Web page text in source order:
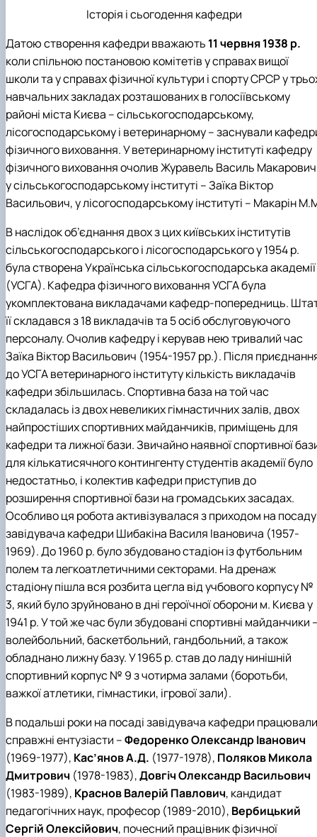
Історія і сьогодення кафедри
Датою створення кафедри вважають 11 червня 1938 р.
коли спільною постановою комітетів у справах вищої
школи та у справах фізичної культури і спорту СРСР у
навчальних закладах розташованих в голосіївському
районі міста Києва – сільськогосподарському,
лісогосподарському і ветеринарному – заснували
фізичного виховання. У ветеринарному інституті кафедру
фізичного виховання очолив Журавель Василь
у сільськогосподарському інституті – Заїка Віктор
Васильович, у лісогосподарському інституті – Макарін
В наслідок об’єднання двох з цих київських інститутів
сільськогосподарського і лісогосподарського у 1954 р.
була створена Українська сільськогосподарська академії
(УСГА). Кафедра фізичного виховання УСГА була
укомплектована викладачами кафедр-попередниць.
її складався з 18 викладачів та 5 осіб обслуговуючого
персоналу. Очолив кафедру і керував нею тривалий час
Заїка Віктор Васильович (1954-1957 рр.). Після
до УСГА ветеринарного інституту кількість викладачів
кафедри збільшилась. Спортивна база на той час
складалась із двох невеликих гімнастичних залів, двох
найпростіших спортивних майданчиків, приміщень для
кафедри та лижної бази. Звичайно наявної спортивної
для кількатисячного контингенту студентів академії було
недостатньо, і колектив кафедри приступив до
розширення спортивної бази на громадських засадах.
Особливо ця робота активізувалася з приходом на посаду
завідувача кафедри Шибакіна Василя Івановича (1957-
1969). До 1960 р. було збудовано стадіон із футбольним
полем та легкоатлетичними секторами. На дренаж
стадіону пішла вся розбита цегла від учбового корпусу №
3, який було зруйновано в дні героїчної оборони м. Києва у
1941 р. У той же час були збудовані спортивні майданчики
волейбольний, баскетбольний, гандбольний, а також
обладнано лижну базу. У 1965 р. став до ладу нинішній
спортивний корпус № 9 з чотирма залами (боротьби,
важкої атлетики, гімнастики, ігрової зали).
В подальші роки на посаді завідувача кафедри працювали
справжні ентузіасти –Федоренко Олександр Іванович
(1969-1977), Кас’янов А.Д. (1977-1978), Поляков Микола
Дмитрович (1978-1983),Довгіч Олександр Васильович
(1983-1989), Краснов Валерій Павлович, кандидат
педагогічних наук, професор (1989-2010), Вербицький
Сергій Олексійович, почесний працівник фізичної